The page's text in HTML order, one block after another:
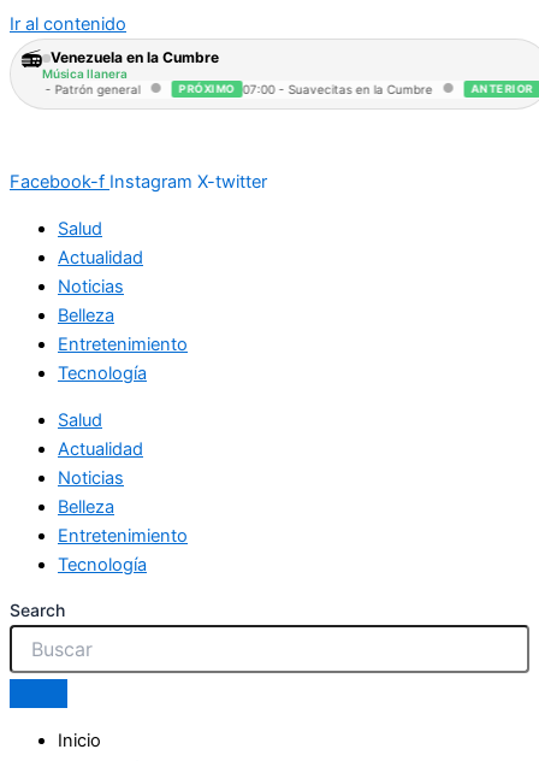
Ir al contenido
📻 Venezuela en la Cumbre
Música llanera
- Patrón general
● PRÓXIMO 07:00 - Suavecitas en la Cumbre ● ANTERIOR
Facebook-f Instagram X-twitter
Salud
Actualidad
Noticias
Belleza
Entretenimiento
Tecnología
Salud
Actualidad
Noticias
Belleza
Entretenimiento
Tecnología
Search
Inicio